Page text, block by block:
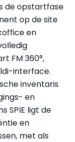
de opstartfase
op de site
en
FM 360°,
interface.
inventaris
en
SPIE ligt de
en
met als